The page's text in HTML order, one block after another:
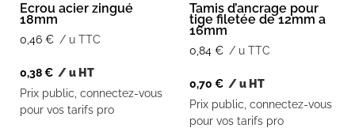
Ecrou acier zingué
18mm
0,46 € / u TTC
0,38€ / u HT
Prix public, connectez-vous
pour vos tarifs pro
Tamis d’ancrage pour
tige filetée de 12mm a
16mm
0,84 € / u TTC
0,70 € / u HT
Prix public, connectez-vous
pour vos tarifs pro